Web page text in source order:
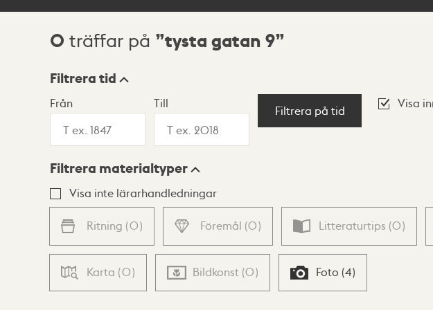
Sökresultat
0 träffar på tysta gatan 9
Visningsläge
Lista Karta
Filtrera tid
Från Till
Filtrera på tid
Visa
Filtrera materialtyper
Visa inte lärarhandledningar
Ritning (0) Föremål (0) Litteraturtips (0)
Karta (0) Bildkonst (0) Foto (4)